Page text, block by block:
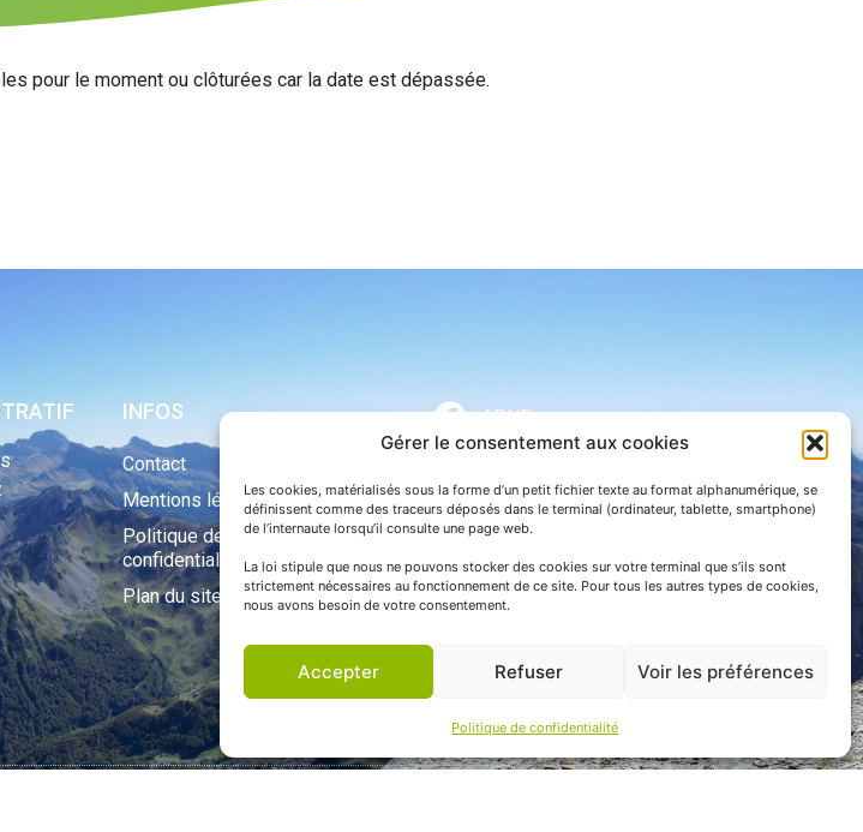
Gérer le consentement aux cookies
Les cookies, matérialisés sous la forme d’un petit fichier texte au format alphanumérique, se
définissent comme des traceurs déposés dans le terminal (ordinateur, tablette, smartphone)
de l’internaute lorsqu’il consulte une page web.
La loi stipule que nous ne pouvons stocker des cookies sur votre terminal que s’ils sont
strictement nécessaires au fonctionnement de ce site. Pour tous les autres types de cookies,
nous avons besoin de votre consentement.
Accepter Refuser Voir les préférences
Politique de confidentialité
pour le moment ou clôturées car la date est dépassée.
INFOS
Contact
Mentions légales
Politique de
confidentialité
Plan du site
APNP
Parc national des Pyrénées